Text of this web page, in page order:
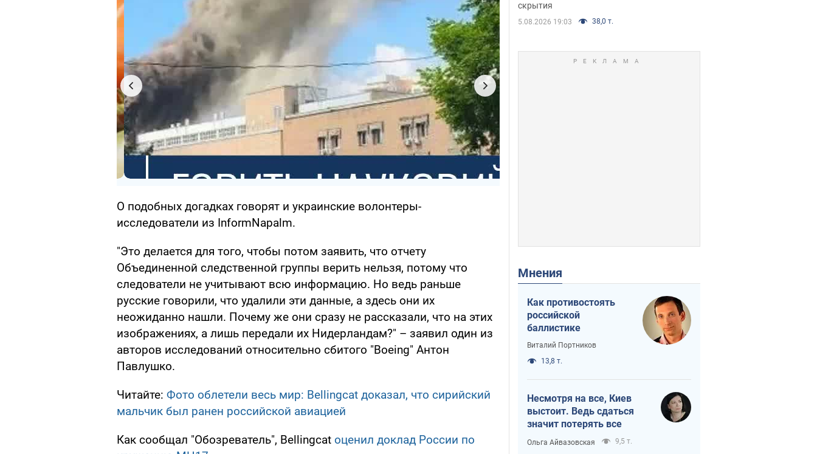
О подобных догадках говорят и украинские волонтеры-
исследователи из InformNapalm.
"Это делается для того, чтобы потом заявить, что отчету
Объединенной следственной группы верить нельзя, потому что
следователи не учитывают всю информацию. Но ведь раньше
русские говорили, что удалили эти данные, а здесь они их
неожиданно нашли. Почему же они сразу не рассказали, что на этих
изображениях, а лишь передали их Нидерландам?" – заявил один из
авторов исследований относительно сбитого "Boeing" Антон
Павлушко.
Читайте: Фото облетели весь мир: Bellingcat доказал, что сирийский
мальчик был ранен российской авиацией
Как сообщал "Обозреватель", Bellingcat оценил доклад России по
скрытия
5.08.2026 19:03 38,0 т.
Мнения
Как противостоять
российской
баллистике
Виталий Портников
13,8 т.
Несмотря на все, Киев
выстоит. Ведь сдаться
значит потерять все
Ольга Айвазовская 9,5 т.